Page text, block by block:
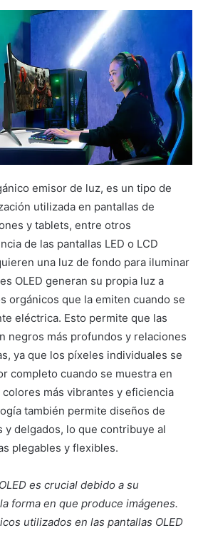
emisor de luz, es un tipo de
utilizada en pantallas de
y tablets, entre otros
de las pantallas LED o LCD
una luz de fondo para iluminar
OLED generan su propia luz a
orgánicos que la emiten cuando se
eléctrica. Esto permite que las
negros más profundos y relaciones
ya que los píxeles individuales se
completo cuando se muestra en
más vibrantes y eficiencia
también permite diseños de
y delgados, lo que contribuye al
plegables y flexibles.
es crucial debido a su
forma en que produce imágenes.
utilizados en las pantallas OLED